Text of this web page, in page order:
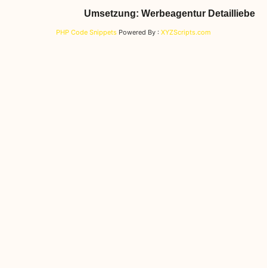
Umsetzung: Werbeagentur Detailliebe
PHP Code Snippets Powered By : XYZScripts.com